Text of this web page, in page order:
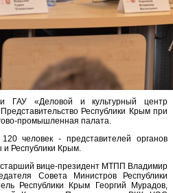
ГАУ «Деловой и культурный центр
Республики Крым при
промышленная палата.
человек - представителей органов
и Республики Крым.
вице-президент МТПП Владимир
Совета Министров Республики
Республики Крым Георгий Мурадов,